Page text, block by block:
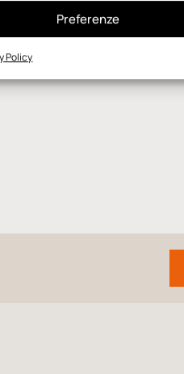
Preferenze
Policy